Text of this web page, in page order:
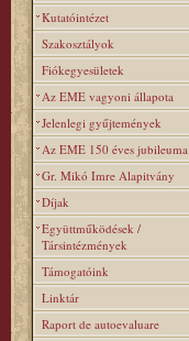
Kutatóintézet
Szakosztályok
Fiókegyesületek
Az EME vagyoni állapota
Jelenlegi gyűjtemények
Az EME 150 éves jubileuma
Gr. Mikó Imre Alapitvány
Díjak
Együttműködések /
Társintézmények
Támogatóink
Linktár
Raport de autoevaluare